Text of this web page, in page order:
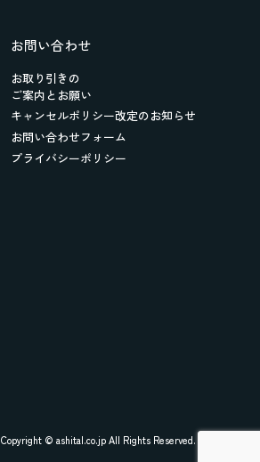
お問い合わせ
お取り引きの
ご案内とお願い
キャンセルポリシー改定のお知らせ
お問い合わせフォーム
プライバシーポリシー
Copyright © ashital.co.jp All Rights Reserved.